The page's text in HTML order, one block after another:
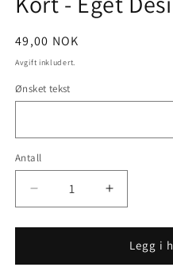
Vanlig
pris
49,00 NOK
Avgift inkludert.
Ønsket tekst
Antall
antallet
for
-
Øk
antallet
for
Kort
-
Legg i